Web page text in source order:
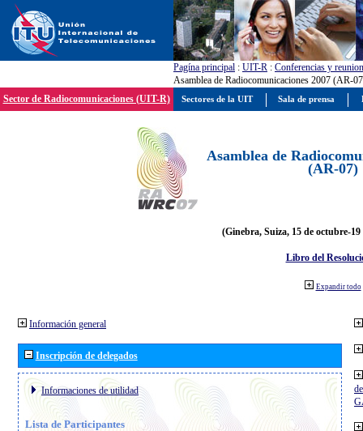
Pagína principal : UIT-R : Conferencias y
Asamblea de Radiocomunicaciones 2007 (AR-
Sector de Radiocomunicaciones (UIT-R)
Asamblea de
(AR-07)
(Ginebra, Suiza, 15 de octubre-19
Libro del
Expandir todo
Información general
Inscripción de delegados
Informaciones de utilidad
Lista de Participantes
Sectores de la UIT Sala de prensa